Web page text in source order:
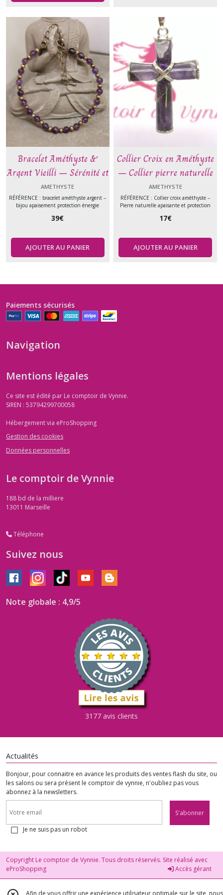
Bracelet Améthyste &
Argent Vieilli – Sérénité et
Protection Spirituelle
AMETHYSTE
RÉFÉRENCE : bracelet améthyste argent –
bijou apaisement protection énergie
39€
AJOUTER AU PANIER
Collier Croix en Améthyste
– Collier pierre naturelle
apaisante et protection
spirituelle – Bijou
ésotérique
AMETHYSTE
RÉFÉRENCE : Collier croix améthyste –
Pierre naturelle apaisante et protection
17€
AJOUTER AU PANIER
Paiements sécurisés
Navigation
Mentions légales
Ce site est édité par Le comptoir de Vynnie.
SIREN : 53794299700058
Hébergement via eProShopping
Gestion des cookies
Données personnelles
Le comptoir de Vynnie
188 bd de la milliere
13011 Marseille
Téléphone
Suivez nous
Note globale : 4,9/5
3177 avis clients
Actualités
Bonjour, pour connaitre en avance les produits des ventes flash du site, ou
les salons ou sera présent le comptoir de vynnie, n'oubliez pas vous
abonnez à la newsletters.
S'abonner
Je ne suis pas un robot
Copyright Le comptoir de Vynnie. Tous droits réservés. Site réalisé avec
eProShopping
Accès gérant
Afin de vous offrir une expérience utilisateur optimale sur le site, nous